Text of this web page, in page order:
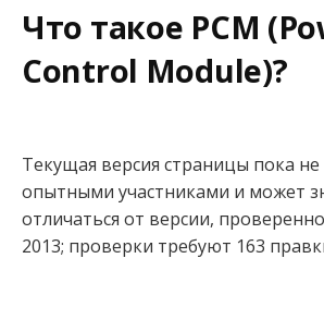
Что такое PCM
Control Module)?
Текущая версия страницы пока не
опытными участниками и может
отличаться от версии,
2013; проверки требуют 163